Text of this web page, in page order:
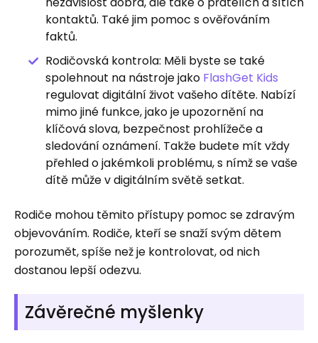
kontaktů. Také jim pomoc s ověřováním
faktů.
Rodičovská kontrola: Měli byste se také
spolehnout na nástroje jako FlashGet Kids
regulovat digitální život vašeho dítěte. Nabízí
mimo jiné funkce, jako je upozornění na
klíčová slova, bezpečnost prohlížeče a
sledování oznámení. Takže budete mít vždy
přehled o jakémkoli problému, s nímž se vaše
dítě může v digitálním světě setkat.
Rodiče mohou těmito přístupy pomoc se zdravým
objevováním. Rodiče, kteří se snaží svým dětem
porozumět, spíše než je kontrolovat, od nich
dostanou lepší odezvu.
Závěrečné myšlenky